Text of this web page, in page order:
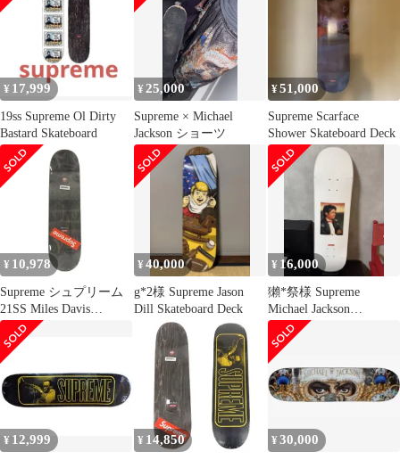
ケボー ブルーxイエロ
ー【メンズ】
¥ 17,999
19ss Supreme Ol Dirty
Bastard Skateboard
¥ 25,000
Supreme × Michael
Jackson ショーツ
¥51,000
Supreme Scarface
Shower Skateboard Deck
¥ 10,978
Supreme シュプリーム
21SS Miles Davis
Skateboard マイルスデ
イヴィス スケートボー
ド デッキ ブラック系
【新古品】【未使用】
【中古】
¥40,000
g*2様 Supreme Jason
Dill Skateboard Deck
¥ 16,000
獺*祭様 Supreme
Michael Jackson
Skateboard
¥ 12,999 ¥ 14,850 ¥30,000